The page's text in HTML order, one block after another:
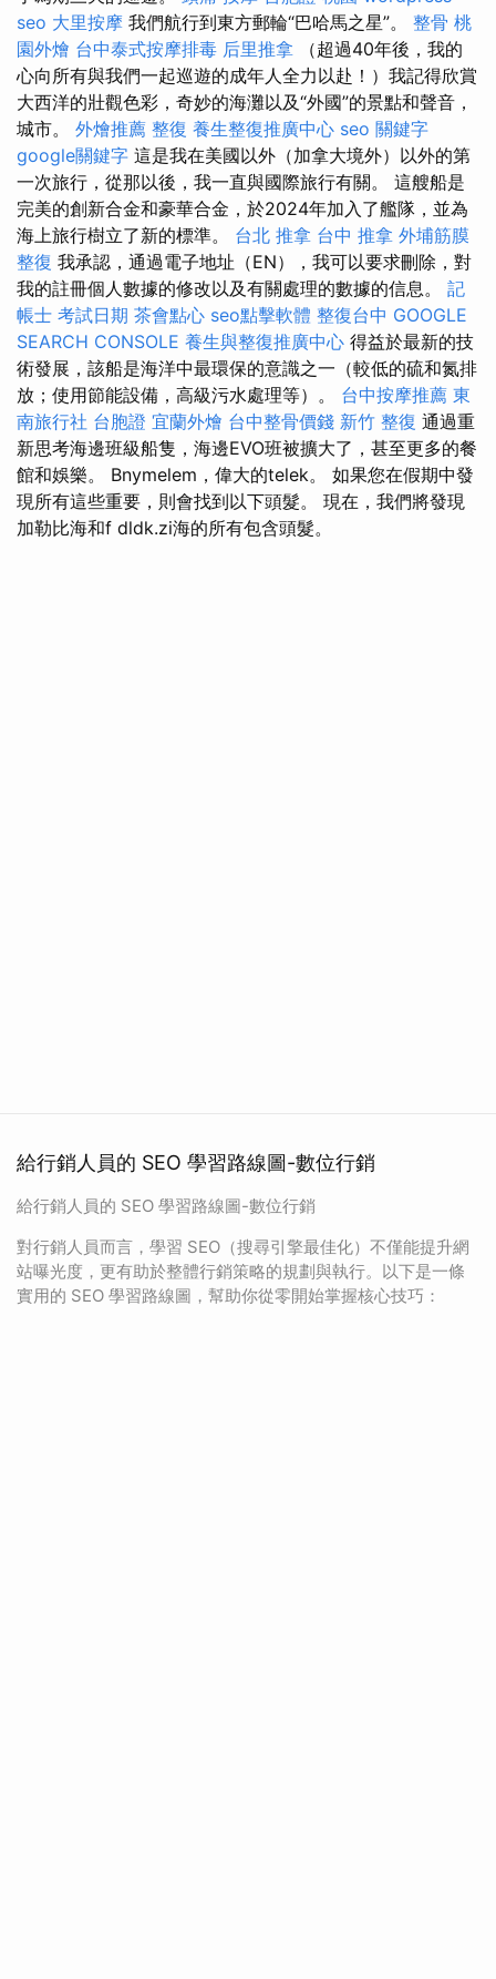
seo 大里按摩 我們航行到東方郵輪“巴哈馬之星”。 整骨 桃
園外燴 台中泰式按摩排毒 后里推拿 （超過40年後，我的
心向所有與我們一起巡遊的成年人全力以赴！）我記得欣賞
大西洋的壯觀色彩，奇妙的海灘以及“外國”的景點和聲音，
城市。 外燴推薦 整復 養生整復推廣中心 seo 關鍵字
google關鍵字 這是我在美國以外（加拿大境外）以外的第
一次旅行，從那以後，我一直與國際旅行有關。 這艘船是
完美的創新合金和豪華合金，於2024年加入了艦隊，並為
海上旅行樹立了新的標準。 台北 推拿 台中 推拿 外埔筋膜
整復 我承認，通過電子地址（EN），我可以要求刪除，對
我的註冊個人數據的修改以及有關處理的數據的信息。 記
帳士 考試日期 茶會點心 seo點擊軟體 整復台中 GOOGLE
SEARCH CONSOLE 養生與整復推廣中心 得益於最新的技
術發展，該船是海洋中最環保的意識之一（較低的硫和氮排
放；使用節能設備，高級污水處理等）。 台中按摩推薦 東
南旅行社 台胞證 宜蘭外燴 台中整骨價錢 新竹 整復 通過重
新思考海邊班級船隻，海邊EVO班被擴大了，甚至更多的餐
館和娛樂。 Bnymelem，偉大的telek。 如果您在假期中發
現所有這些重要，則會找到以下頭髮。 現在，我們將發現
加勒比海和f dldk.zi海的所有包含頭髮。
給行銷人員的 SEO 學習路線圖-數位行銷
給行銷人員的 SEO 學習路線圖-數位行銷
對行銷人員而言，學習 SEO（搜尋引擎最佳化）不僅能提升網
站曝光度，更有助於整體行銷策略的規劃與執行。以下是一條
實用的 SEO 學習路線圖，幫助你從零開始掌握核心技巧：